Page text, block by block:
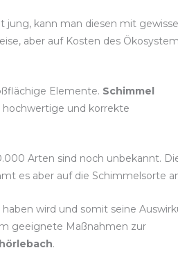
jung, kann man diesen mit
aber auf Kosten des
Elemente. Schimmel
und korrekte
Arten sind noch unbekannt.
es aber auf die Schimmelsorte
haben wird und somit seine
geeignete Maßnahmen zur
.